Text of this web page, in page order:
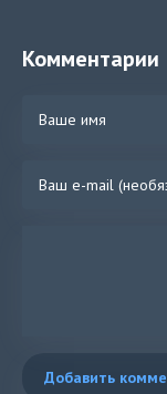
Комментарии
Добавить